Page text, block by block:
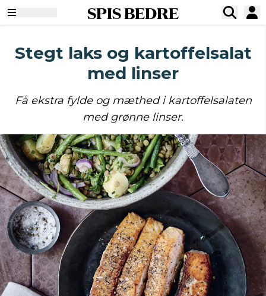
SPIS BEDRE
Stegt laks og kartoffelsalat
med linser
Få ekstra fylde og mæthed i kartoffelsalaten
med grønne linser.